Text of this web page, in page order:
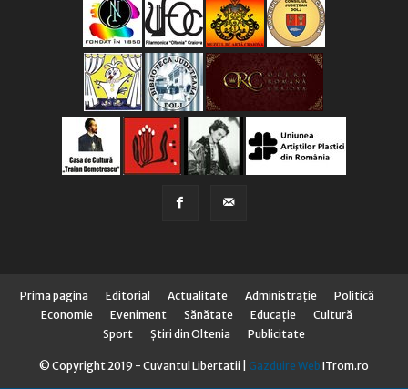
Prima pagina Editorial Actualitate Administraţie
Politică
Economie
Eveniment Sănătate Educaţie
Cultură
Sport
Știri din Oltenia Publicitate
© Copyright 2019 - Cuvantul Libertatii | Gazduire Web ITrom.ro